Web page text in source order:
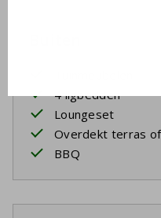
4 ligbedden
Loungeset
Overdekt terras
BBQ